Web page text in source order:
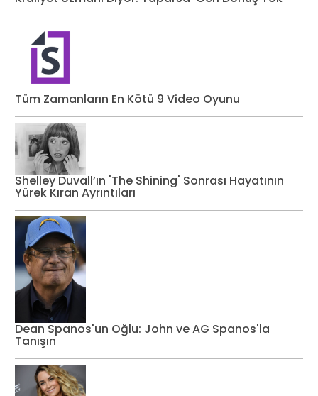
Tüm Zamanların En Kötü 9 Video Oyunu
Shelley Duvall’ın 'The Shining' Sonrası Hayatının
Yürek Kıran Ayrıntıları
Dean Spanos'un Oğlu: John ve AG Spanos'la
Tanışın